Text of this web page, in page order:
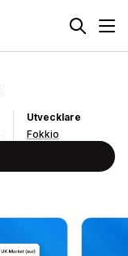
Utvecklare
Fokkio